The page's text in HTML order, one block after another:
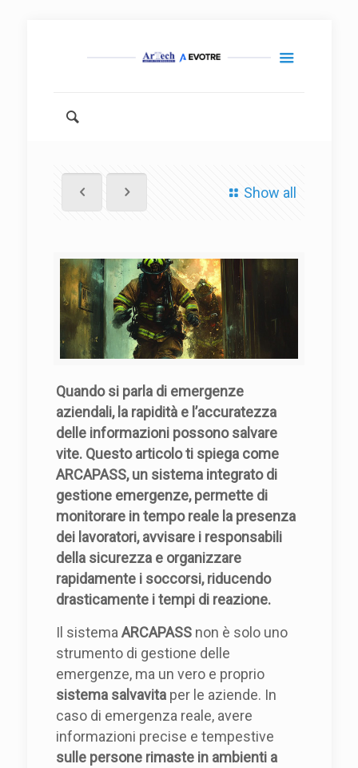
Show all
Quando si parla di emergenze
aziendali, la rapidità e l’accuratezza
delle informazioni possono salvare
vite. Questo articolo ti spiega come
ARCAPASS, un sistema integrato di
gestione emergenze, permette di
monitorare in tempo reale la presenza
dei lavoratori, avvisare i responsabili
della sicurezza e organizzare
rapidamente i soccorsi, riducendo
drasticamente i tempi di reazione.
Il sistemaARCAPASS non è solo uno
strumento di gestione delle
emergenze, ma un vero e proprio
sistema salvavita per le aziende. In
caso di emergenza reale, avere
informazioni precise e tempestive
sulle persone rimaste in ambienti a